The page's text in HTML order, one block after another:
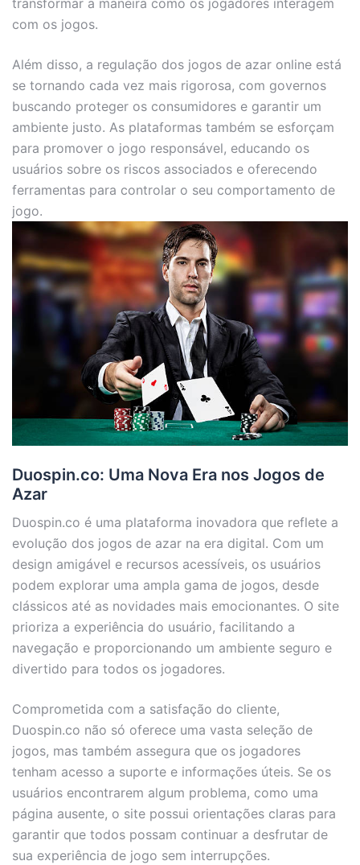
transformar a maneira como os jogadores interagem
com os jogos.
Além disso, a regulação dos jogos de azar online está
se tornando cada vez mais rigorosa, com governos
buscando proteger os consumidores e garantir um
ambiente justo. As plataformas também se esforçam
para promover o jogo responsável, educando os
usuários sobre os riscos associados e oferecendo
ferramentas para controlar o seu comportamento de
jogo.
Duospin.co: Uma Nova Era nos Jogos de
Azar
Duospin.co é uma plataforma inovadora que reflete a
evolução dos jogos de azar na era digital. Com um
design amigável e recursos acessíveis, os usuários
podem explorar uma ampla gama de jogos, desde
clássicos até as novidades mais emocionantes. O site
prioriza a experiência do usuário, facilitando a
navegação e proporcionando um ambiente seguro e
divertido para todos os jogadores.
Comprometida com a satisfação do cliente,
Duospin.co não só oferece uma vasta seleção de
jogos, mas também assegura que os jogadores
tenham acesso a suporte e informações úteis. Se os
usuários encontrarem algum problema, como uma
página ausente, o site possui orientações claras para
garantir que todos possam continuar a desfrutar de
sua experiência de jogo sem interrupções.